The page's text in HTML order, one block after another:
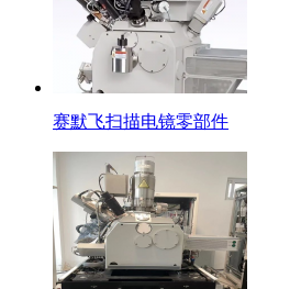
赛默飞扫描电镜零部件